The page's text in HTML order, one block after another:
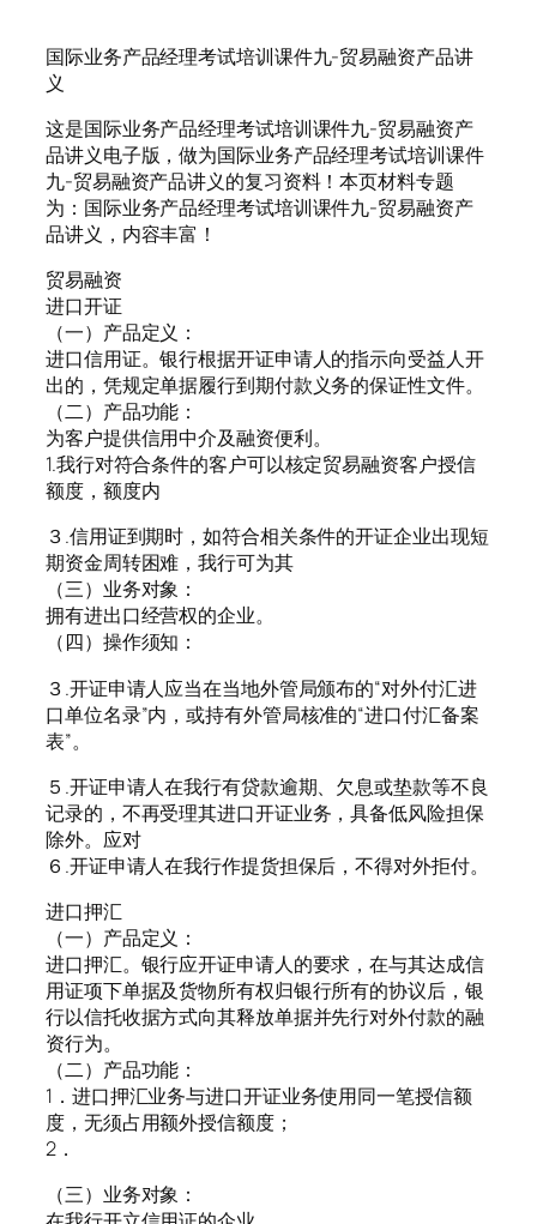
国际业务产品经理考试培训课件九-贸易融资产品讲
义
这是国际业务产品经理考试培训课件九-贸易融资产
品讲义电子版，做为国际业务产品经理考试培训课件
九-贸易融资产品讲义的复习资料！本页材料专题
为：国际业务产品经理考试培训课件九-贸易融资产
品讲义，内容丰富！
贸易融资
进口开证
（一）产品定义：
进口信用证。银行根据开证申请人的指示向受益人开
出的，凭规定单据履行到期付款义务的保证性文件。
（二）产品功能：
为客户提供信用中介及融资便利。
1.我行对符合条件的客户可以核定贸易融资客户授信
额度，额度内
３.信用证到期时，如符合相关条件的开证企业出现短
期资金周转困难，我行可为其
（三）业务对象：
拥有进出口经营权的企业。
（四）操作须知：
３.开证申请人应当在当地外管局颁布的“对外付汇进
口单位名录”内，或持有外管局核准的“进口付汇备案
表”。
５.开证申请人在我行有贷款逾期、欠息或垫款等不良
记录的，不再受理其进口开证业务，具备低风险担保
除外。应对
６.开证申请人在我行作提货担保后，不得对外拒付。
进口押汇
（一）产品定义：
进口押汇。银行应开证申请人的要求，在与其达成信
用证项下单据及货物所有权归银行所有的协议后，银
行以信托收据方式向其释放单据并先行对外付款的融
资行为。
（二）产品功能：
1．进口押汇业务与进口开证业务使用同一笔授信额
度，无须占用额外授信额度；
2．
（三）业务对象：